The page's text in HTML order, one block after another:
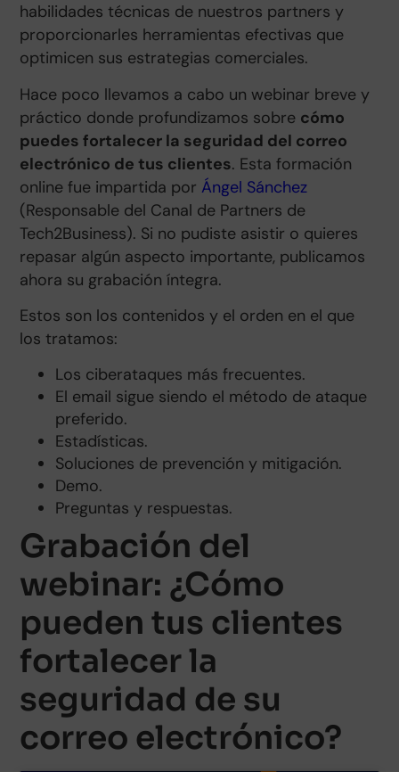
habilidades técnicas de nuestros partners y
proporcionarles herramientas efectivas que
optimicen sus estrategias comerciales.
Hace poco llevamos a cabo un webinar breve y
práctico donde profundizamos sobre cómo
puedes fortalecer la seguridad del correo
electrónico de tus clientes. Esta formación
online fue impartida por Ángel Sánchez
(Responsable del Canal de Partners de
Tech2Business). Si no pudiste asistir o quieres
repasar algún aspecto importante, publicamos
ahora su grabación íntegra.
Estos son los contenidos y el orden en el que
los tratamos:
Los ciberataques más frecuentes.
El email sigue siendo el método de ataque
preferido.
Estadísticas.
Soluciones de prevención y mitigación.
Demo.
Preguntas y respuestas.
Grabación del
webinar: ¿Cómo
pueden tus clientes
fortalecer la
seguridad de su
correo electrónico?